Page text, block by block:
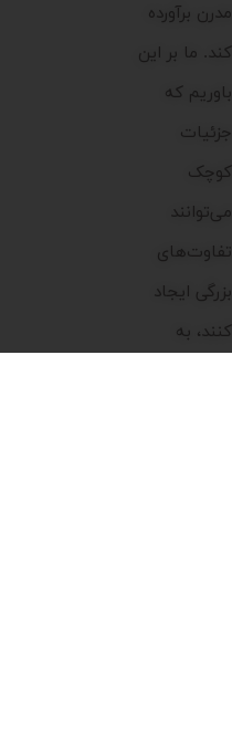
مدرن برآورده
کند. ما بر این
باوریم که
جزئیات
کوچک
می‌توانند
تفاوت‌های
بزرگی ایجاد
کنند، به